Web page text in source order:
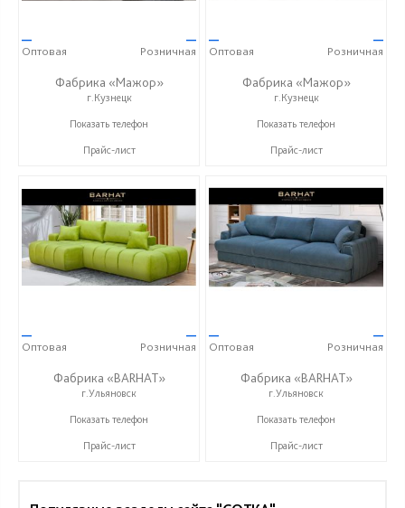
—
Оптовая
—
Розничная
Фабрика «Мажор»
г.Кузнецк
+7 (999) 611-98-99
Показать телефон
Прайс-лист
—
Оптовая
—
Розничная
Фабрика «Мажор»
г.Кузнецк
+7 (999) 611-98-99
Показать телефон
Прайс-лист
—
Оптовая
—
Розничная
Фабрика «BARHAT»
г.Ульяновск
+7 (996) 219-29-77
Показать телефон
Прайс-лист
—
Оптовая
—
Розничная
Фабрика «BARHAT»
г.Ульяновск
+7 (996) 219-29-77
Показать телефон
Прайс-лист